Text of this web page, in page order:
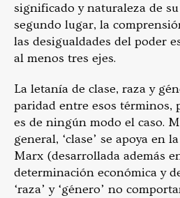
significado y naturaleza de
segundo lugar, la
las desigualdades del poder
al menos tres ejes.
La letanía de clase, raza y
paridad entre esos términos,
es de ningún modo el caso.
general, ‘clase’ se apoya en
Marx (desarrollada además
determinación económica y
‘raza’ y ‘género’ no